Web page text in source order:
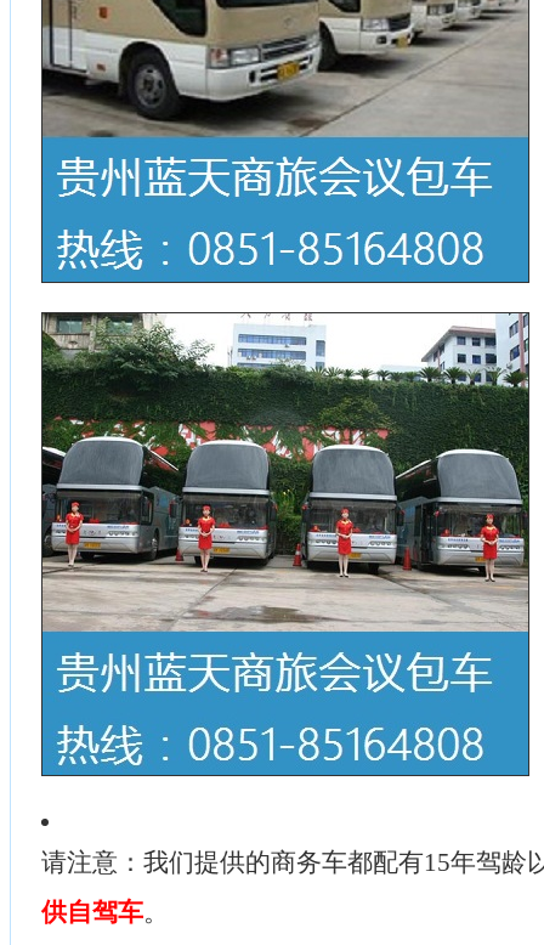
请注意：我们提供的商务车都配有15年驾龄
供自驾车。